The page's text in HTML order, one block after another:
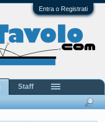
Entra o Registrati
Staff